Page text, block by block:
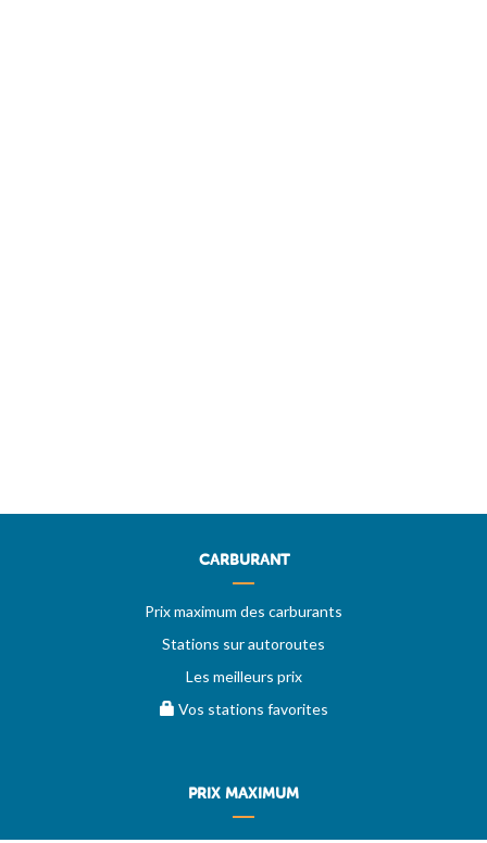
CARBURANT
Prix maximum des carburants
Stations sur autoroutes
Les meilleurs prix
Vos stations favorites
PRIX MAXIMUM